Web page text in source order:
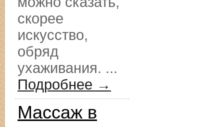
скорее
искусство,
обряд
ухаживания. ...
Подробнее →
Массаж в